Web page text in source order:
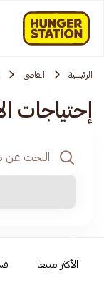
الرئيسية المقاضي
إحتياجات
الأكثر مبيعا